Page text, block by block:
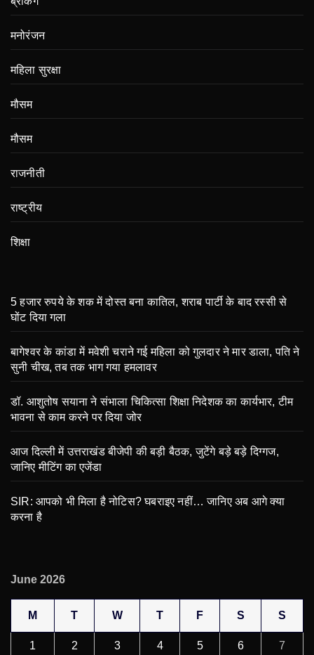
मनोरंजन
महिला सुरक्षा
मौसम
मौसम
राजनीती
राष्ट्रीय
शिक्षा
5 हजार रुपये के शक में दोस्त बना कातिल, शराब पार्टी के बाद रस्सी से
घोंट दिया गला
बागेश्वर के कांडा में मवेशी चराने गई महिला को गुलदार ने मार डाला, पति ने
सुनी चीख, तब तक भाग गया हमलावर
डॉ. आशुतोष सयाना ने संभाला चिकित्सा शिक्षा निदेशक का कार्यभार, टीम
भावना से काम करने पर दिया जोर
आज दिल्ली में उत्तराखंड बीजेपी की बड़ी बैठक, जुटेंगे बड़े बड़े दिग्गज,
जानिए मीटिंग का एजेंडा
SIR: आपको भी मिला है नोटिस? घबराइए नहीं… जानिए अब आगे क्या
करना है
June 2026
M T W T F S S
1 2 3 4 5 6 7